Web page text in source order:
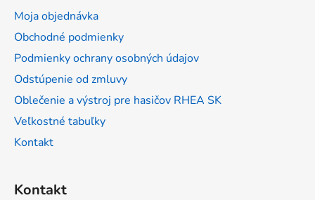
Moja objednávka
Obchodné podmienky
Podmienky ochrany osobných údajov
Odstúpenie od zmluvy
Oblečenie a výstroj pre hasičov RHEA SK
Veľkostné tabuľky
Kontakt
Kontakt